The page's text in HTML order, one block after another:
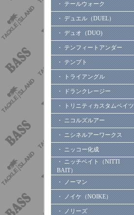
・ テールウォーク
・ デュエル（DUEL）
・ デュオ（DUO)
・ テンフィートアンダー
・ テンプト
・ トライアングル
・ ドランクレージー
・ トリニティカスタムベイツ
・ ニコルズルアー
・ ニシネルアーワークス
・ ニッコー化成
・ ニッチベイト（NITTI
BAIT）
・ ノーマン
・ ノイケ（NOIKE）
・ ノリーズ